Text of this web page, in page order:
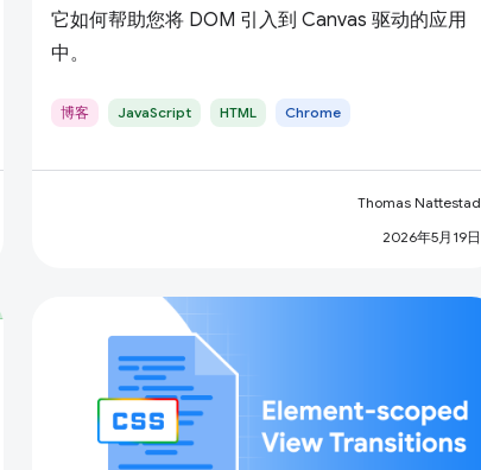
它如何帮助您将 DOM 引入到 Canvas 驱动的应用
中。
博客 JavaScript HTML Chrome
Thomas Nattestad
2026年5月19日